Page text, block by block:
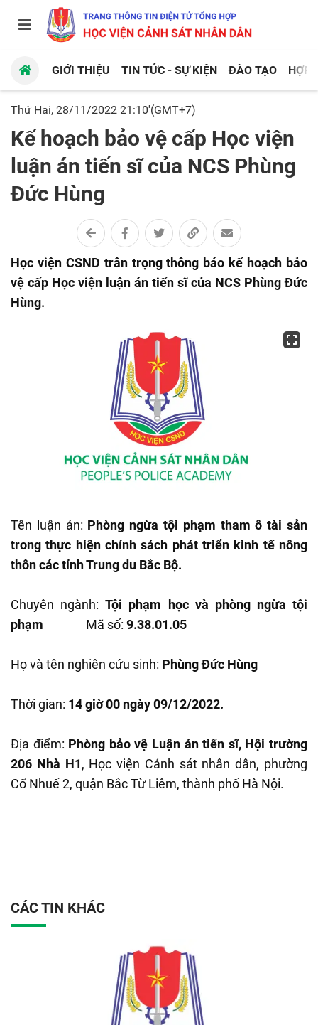
GIỚI THIỆU TIN TỨC - SỰ KIỆN ĐÀO TẠO HỢP
Thứ Hai, 28/11/2022 21:10'(GMT+7)
Kế hoạch bảo vệ cấp Học viện
luận án tiến sĩ của NCS Phùng
Đức Hùng
Học viện CSND trân trọng thông báo kế hoạch bảo
vệ cấp Học viện luận án tiến sĩ của NCS Phùng Đức
Hùng.
Tên luận án: Phòng ngừa tội phạm tham ô tài sản
trong thực hiện chính sách phát triển kinh tế nông
thôn các tỉnh Trung du Bắc Bộ.
Chuyên ngành:Tội phạm học và phòng ngừa tội
phạm
Mã số: 9.38.01.05
Họ và tên nghiên cứu sinh: Phùng Đức Hùng
Thời gian: 14 giờ 00 ngày 09/12/2022.
Địa điểm: Phòng bảo vệ Luận án tiến sĩ, Hội trường
206 Nhà H1, Học viện Cảnh sát nhân dân, phường
Cổ Nhuế 2, quận Bắc Từ Liêm, thành phố Hà Nội.
CÁC TIN KHÁC